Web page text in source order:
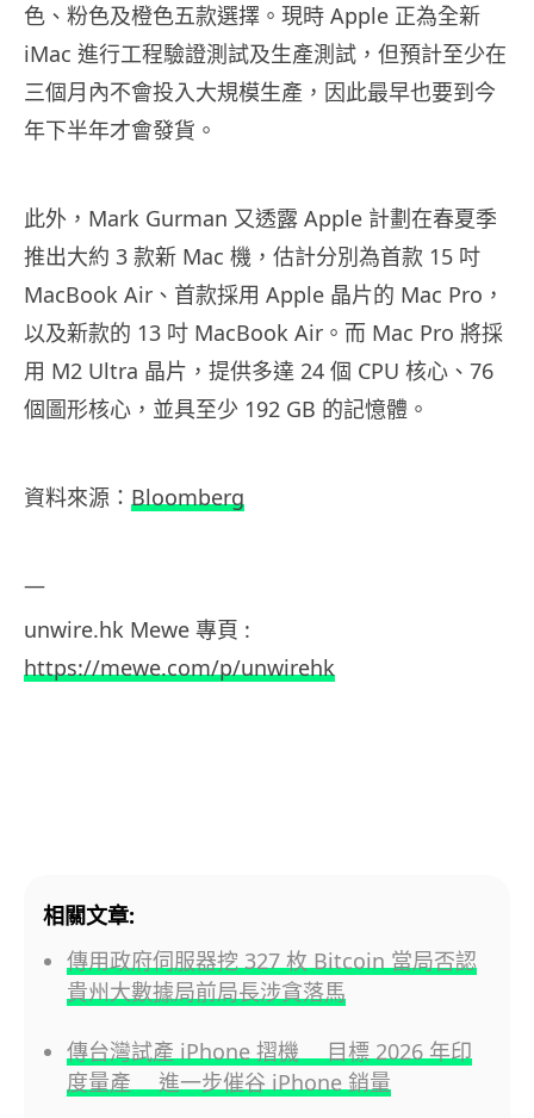
色、粉色及橙色五款選擇。現時 Apple 正為全新
iMac 進行工程驗證測試及生產測試，但預計至少在
三個月內不會投入大規模生產，因此最早也要到今
年下半年才會發貨。
此外，Mark Gurman 又透露 Apple 計劃在春夏季
推出大約 3 款新 Mac 機，估計分別為首款 15 吋
MacBook Air、首款採用 Apple 晶片的 Mac Pro，
以及新款的 13 吋 MacBook Air。而 Mac Pro 將採
用 M2 Ultra 晶片，提供多達 24 個 CPU 核心、76
個圖形核心，並具至少 192 GB 的記憶體。
資料來源： Bloomberg
—
unwire.hk Mewe 專頁 :
https://mewe.com/p/unwirehk
相關文章:
傳用政府伺服器挖 327 枚 Bitcoin 當局否認
貴州大數據局前局長涉貪落馬
傳台灣試產 iPhone 摺機 目標 2026 年印
度量產 進一步催谷 iPhone 銷量